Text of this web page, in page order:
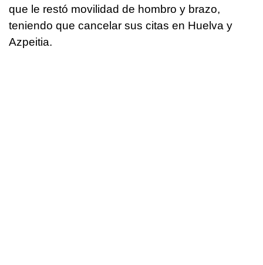
que le restó movilidad de hombro y brazo,
teniendo que cancelar sus citas en Huelva y
Azpeitia.